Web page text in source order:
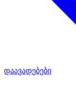
დაავადებები